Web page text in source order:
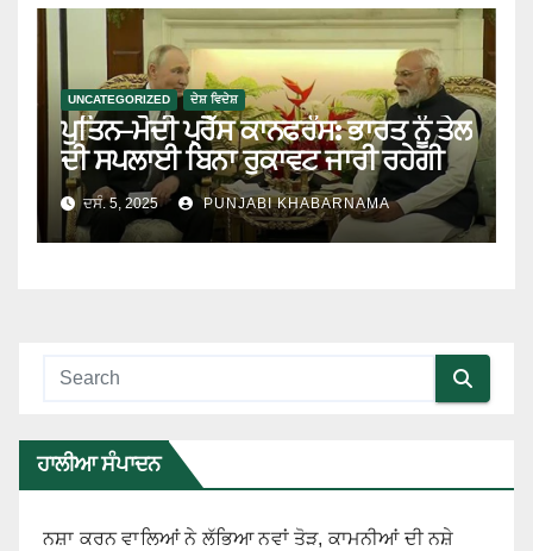
UNCATEGORIZED ਦੇਸ਼ ਵਿਦੇਸ਼
ਪੁਤਿਨ–ਮੋਦੀ ਪ੍ਰੈੱਸ ਕਾਨਫਰੰਸ: ਭਾਰਤ ਨੂੰ ਤੇਲ
ਦੀ ਸਪਲਾਈ ਬਿਨਾ ਰੁਕਾਵਟ ਜਾਰੀ ਰਹੇਗੀ
ਦਸੰ. 5, 2025 PUNJABI KHABARNAMA
ਹਾਲੀਆ ਸੰਪਾਦਨ
ਨਸ਼ਾ ਕਰਨ ਵਾਲਿਆਂ ਨੇ ਲੱਭਿਆ ਨਵਾਂ ਤੋੜ, ਕਾਮਨੀਆਂ ਦੀ ਨਸ਼ੇ